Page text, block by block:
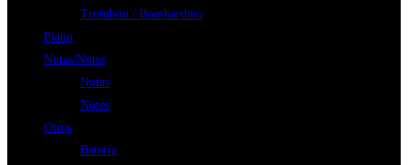
Trombón / Bombardino
Piano
Notas/Notes
Notas
Notes
Otros
Batería